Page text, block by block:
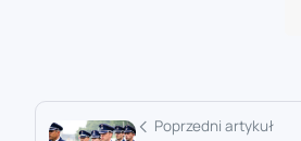
Poprzedni artykuł